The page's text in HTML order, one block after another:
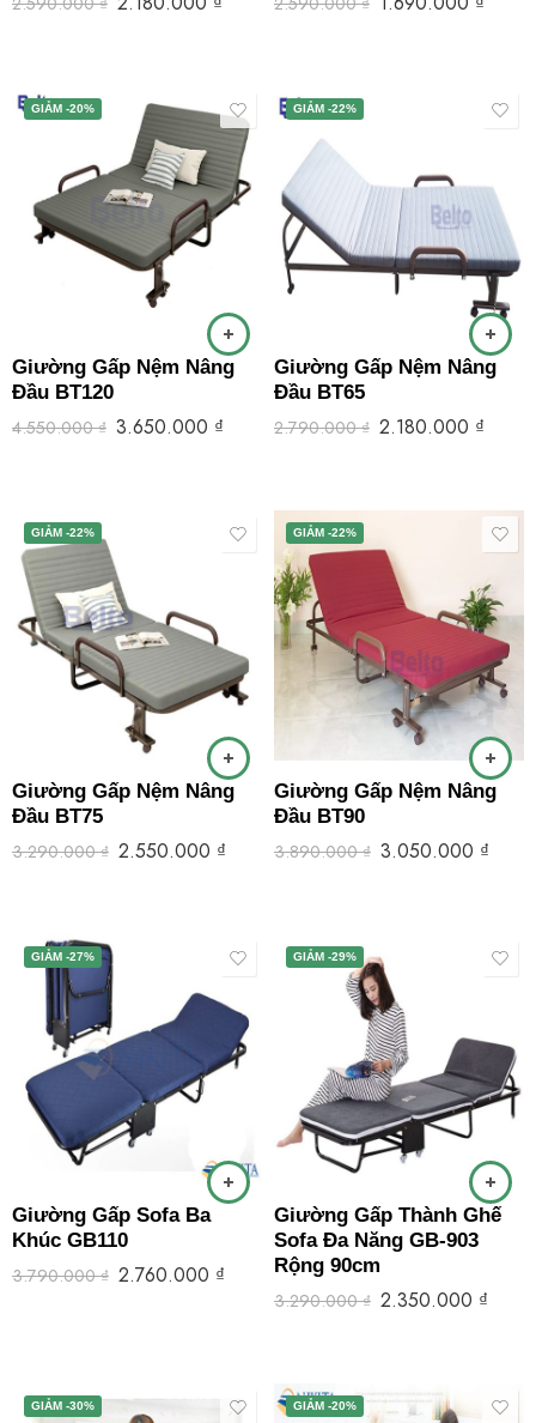
GIẢM -20%
Giường Gấp Nệm Nâng
Đầu BT120
4.550.000₫ 3.650.000 ₫
GIẢM -22%
Giường Gấp Nệm Nâng
Đầu BT65
2.790.000₫ 2.180.000 ₫
GIẢM -22%
Giường Gấp Nệm Nâng
Đầu BT75
3.290.000₫ 2.550.000 ₫
GIẢM -22%
Giường Gấp Nệm Nâng
Đầu BT90
3.890.000₫ 3.050.000 ₫
GIẢM -27%
Giường Gấp Sofa Ba
Khúc GB110
3.790.000₫ 2.760.000 ₫
GIẢM -29%
Giường Gấp Thành Ghế
Sofa Đa Năng GB-903
Rộng 90cm
3.290.000₫ 2.350.000 ₫
GIẢM -30% GIẢM -20%